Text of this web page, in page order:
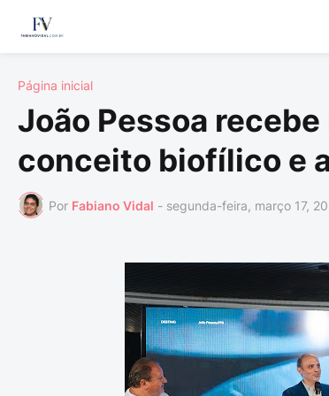
Página inicial
João Pessoa
conceito biofílico e
Por Fabiano Vidal - segunda-feira, março 17,